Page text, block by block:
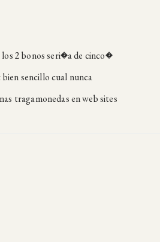
2 bonos seri�a de cinco�
sencillo cual nunca
tragamonedas en web sites